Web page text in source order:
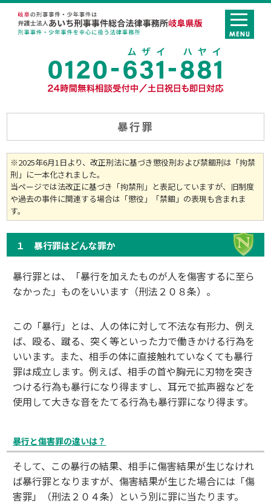
暴行罪
※2025年6月1日より、改正刑法に基づき懲役刑および禁錮刑は「拘禁
刑」に一本化されました。
当ページでは法改正に基づき「拘禁刑」と表記していますが、旧制度
や過去の事件に関連する場合は「懲役」「禁錮」の表現も含まれま
す。
１ 暴行罪はどんな罪か
暴行罪とは、「暴行を加えたものが人を傷害するに至ら
なかった」ものをいいます（刑法２０８条）。
この「暴行」とは、人の体に対して不法な有形力、例え
ば、殴る、蹴る、突く等といった力で働きかける行為を
いいます。また、相手の体に直接触れていなくても暴行
罪は成立します。例えば、相手の首や胸元に刃物を突き
つける行為も暴行になり得ますし、耳元で拡声器などを
使用して大きな音をたてる行為も暴行罪になり得ます。
暴行と傷害罪の違いは？
そして、この暴行の結果、相手に傷害結果が生じなけれ
ば暴行罪となりますが、傷害結果が生じた場合には「傷
害罪」（刑法２０４条）という別に罪に当たります。